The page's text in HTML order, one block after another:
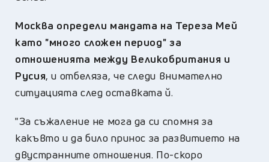
Москва определи мандата на Тереза Мей
като "много сложен период" за
отношенията между Великобритания и
Русия, и отбеляза, че следи внимателно
ситуацията след оставката й.
"За съжаление не мога да си спомня за
какъвто и да било принос за развитието на
двустранните отношения. По-скоро